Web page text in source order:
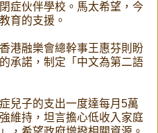
症伙伴學校。馬太希望，今
育的支援。
港融樂會總幹事王惠芬則盼
承諾，制定「中文為第二語
兒子的支出一度達每月5萬
維持，坦言擔心低收入家庭